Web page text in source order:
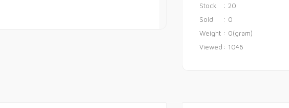
Stock
: 20
Sold
: 0
Weight : 0(gram)
Viewed : 1046